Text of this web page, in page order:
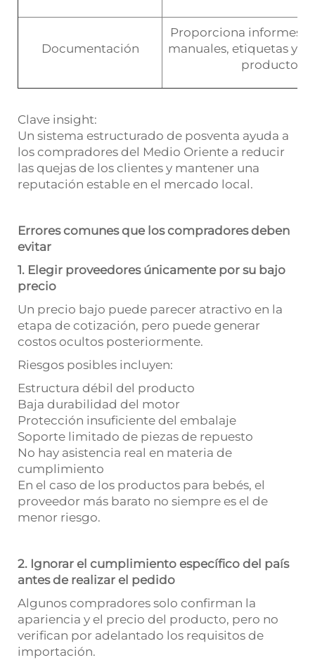
Documentación
Proporciona informes
manuales, etiquetas y
producto
Clave insight:
Un sistema estructurado de posventa ayuda a
los compradores del Medio Oriente a reducir
las quejas de los clientes y mantener una
reputación estable en el mercado local.
Errores comunes que los compradores deben
evitar
1. Elegir proveedores únicamente por su bajo
precio
Un precio bajo puede parecer atractivo en la
etapa de cotización, pero puede generar
costos ocultos posteriormente.
Riesgos posibles incluyen:
Estructura débil del producto
Baja durabilidad del motor
Protección insuficiente del embalaje
Soporte limitado de piezas de repuesto
No hay asistencia real en materia de
cumplimiento
En el caso de los productos para bebés, el
proveedor más barato no siempre es el de
menor riesgo.
2. Ignorar el cumplimiento específico del país
antes de realizar el pedido
Algunos compradores solo confirman la
apariencia y el precio del producto, pero no
verifican por adelantado los requisitos de
importación.